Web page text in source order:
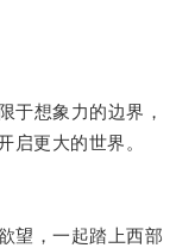
想象力的边界，
启更大的世界。
，一起踏上西部